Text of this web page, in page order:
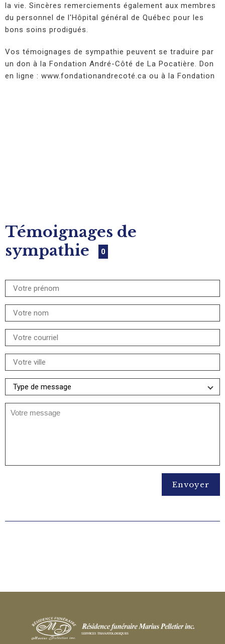
la vie. Sincères remerciements également aux membres
du personnel de l'Hôpital général de Québec pour les
bons soins prodigués.
Vos témoignages de sympathie peuvent se traduire par
un don à la Fondation André-Côté de La Pocatière. Don
en ligne : www.fondationandrecoté.ca ou à la Fondation
Témoignages de
sympathie
0
Votre message